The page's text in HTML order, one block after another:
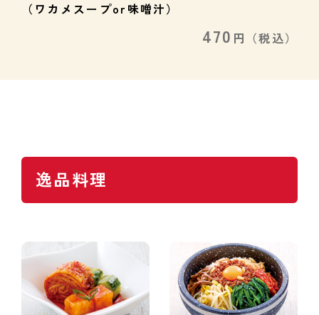
（ワカメスープor味噌汁）
470 円 （税込）
逸品料理